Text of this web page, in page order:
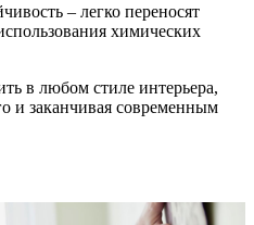
– легко переносят
химических
в любом стиле интерьера,
и заканчивая современным